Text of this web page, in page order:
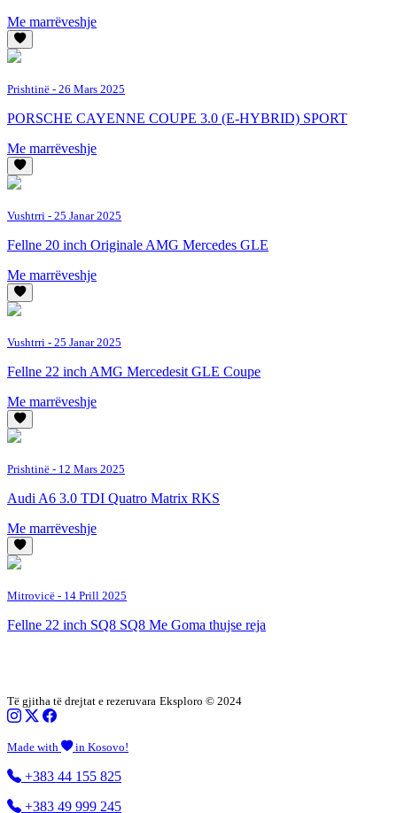
Me marrëveshje
Prishtinë - 26 Mars 2025
PORSCHE CAYENNE COUPE 3.0 (E-HYBRID) SPORT
Me marrëveshje
Vushtrri - 25 Janar 2025
Fellne 20 inch Originale AMG Mercedes GLE
Me marrëveshje
Vushtrri - 25 Janar 2025
Fellne 22 inch AMG Mercedesit GLE Coupe
Me marrëveshje
Prishtinë - 12 Mars 2025
Audi A6 3.0 TDI Quatro Matrix RKS
Me marrëveshje
Mitrovicë - 14 Prill 2025
Fellne 22 inch SQ8 SQ8 Me Goma thujse reja
Të gjitha të drejtat e rezeruvara Eksploro © 2024
Made with in Kosovo!
+383 44 155 825
+383 49 999 245